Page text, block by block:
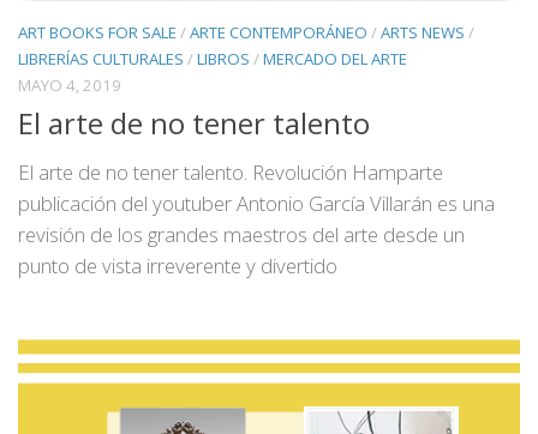
ART BOOKS FOR SALE /ARTE CONTEMPORÁNEO /ARTS NEWS /
LIBRERÍAS CULTURALES /LIBROS /MERCADO DEL ARTE
MAYO 4, 2019
El arte de no tener talento
El arte de no tener talento. Revolución Hamparte
publicación del youtuber Antonio García Villarán es una
revisión de los grandes maestros del arte desde un
punto de vista irreverente y divertido